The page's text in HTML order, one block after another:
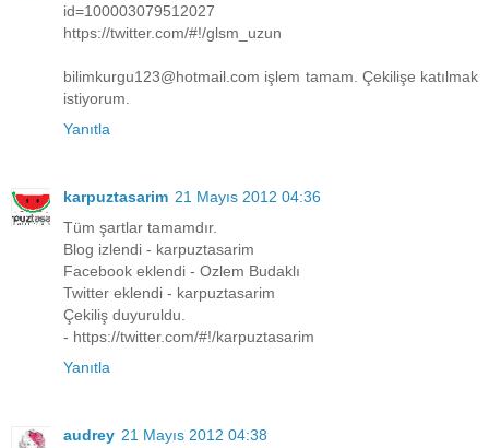
id=100003079512027
https://twitter.com/#!/glsm_uzun
bilimkurgu123@hotmail.com işlem tamam. Çekilişe katılmak
istiyorum.
Yanıtla
karpuztasarim 21 Mayıs 2012 04:36
Tüm şartlar tamamdır.
Blog izlendi - karpuztasarim
Facebook eklendi - Ozlem Budaklı
Twitter eklendi - karpuztasarim
Çekiliş duyuruldu.
- https://twitter.com/#!/karpuztasarim
Yanıtla
audrey 21 Mayıs 2012 04:38